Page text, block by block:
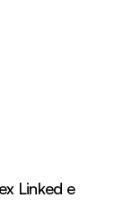
Linked e